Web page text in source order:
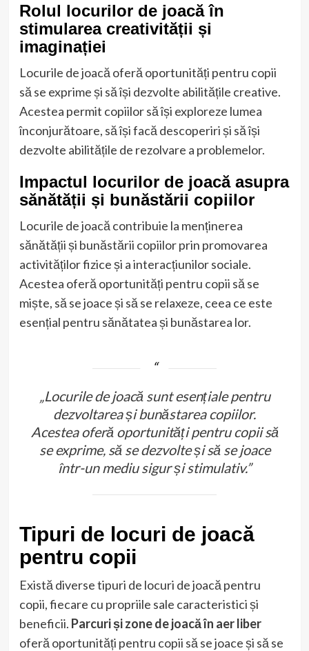
Rolul locurilor de joacă în
stimularea creativității și
imaginației
Locurile de joacă oferă oportunități pentru copii
să se exprime și să își dezvolte abilitățile creative.
Acestea permit copiilor să își exploreze lumea
înconjurătoare, să își facă descoperiri și să își
dezvolte abilitățile de rezolvare a problemelor.
Impactul locurilor de joacă asupra
sănătății și bunăstării copiilor
Locurile de joacă contribuie la menținerea
sănătății și bunăstării copiilor prin promovarea
activităților fizice și a interacțiunilor sociale.
Acestea oferă oportunități pentru copii să se
miște, să se joace și să se relaxeze, ceea ce este
esențial pentru sănătatea și bunăstarea lor.
„Locurile de joacă sunt esențiale pentru
dezvoltarea și bunăstarea copiilor.
Acestea oferă oportunități pentru copii să
se exprime, să se dezvolte și să se joace
într-un mediu sigur și stimulativ.”
Tipuri de locuri de joacă
pentru copii
Există diverse tipuri de locuri de joacă pentru
copii, fiecare cu propriile sale caracteristici și
beneficii. Parcuri și zone de joacă în aer liber
oferă oportunități pentru copii să se joace și să se